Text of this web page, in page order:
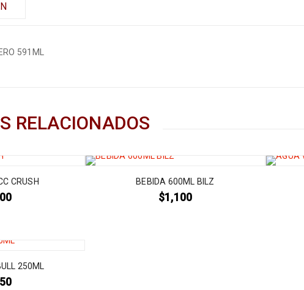
591ML
RELACIONADOS
CRUSH BEBIDA 600ML BILZ
$1,100
250ML